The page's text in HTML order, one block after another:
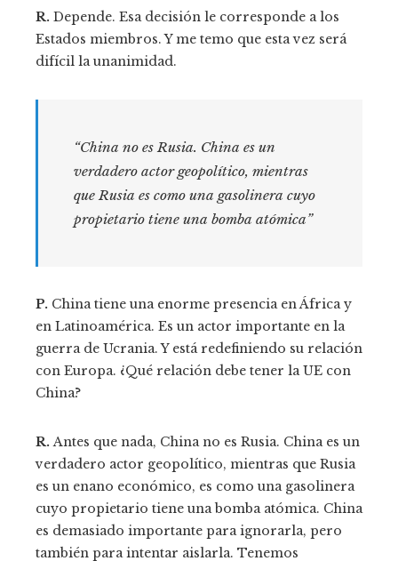
R. Depende. Esa decisión le corresponde a los
Estados miembros. Y me temo que esta vez será
difícil la unanimidad.
“China no es Rusia. China es un
verdadero actor geopolítico, mientras
que Rusia es como una gasolinera cuyo
propietario tiene una bomba atómica”
P. China tiene una enorme presencia en África y
en Latinoamérica. Es un actor importante en la
guerra de Ucrania. Y está redefiniendo su relación
con Europa. ¿Qué relación debe tener la UE con
China?
R.Antes que nada, China no es Rusia. China es un
verdadero actor geopolítico, mientras que Rusia
es un enano económico, es como una gasolinera
cuyo propietario tiene una bomba atómica. China
es demasiado importante para ignorarla, pero
también para intentar aislarla. Tenemos